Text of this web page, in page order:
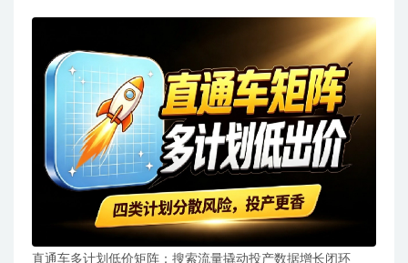
直通车多计划低价矩阵：搜索流量撬动投产数据增长闭环